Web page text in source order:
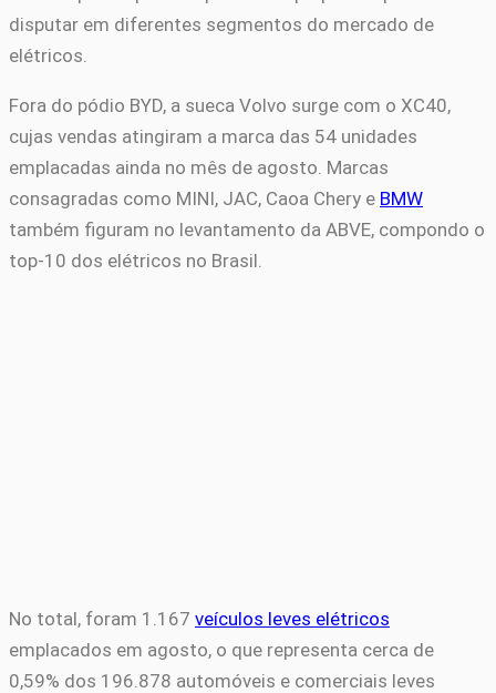
disputar em diferentes segmentos do mercado de
elétricos.
Fora do pódio BYD, a sueca Volvo surge com o XC40,
cujas vendas atingiram a marca das 54 unidades
emplacadas ainda no mês de agosto. Marcas
consagradas como MINI, JAC, Caoa Chery e BMW
também figuram no levantamento da ABVE, compondo o
top-10 dos elétricos no Brasil.
No total, foram 1.167 veículos leves elétricos
emplacados em agosto, o que representa cerca de
0,59% dos 196.878 automóveis e comerciais leves